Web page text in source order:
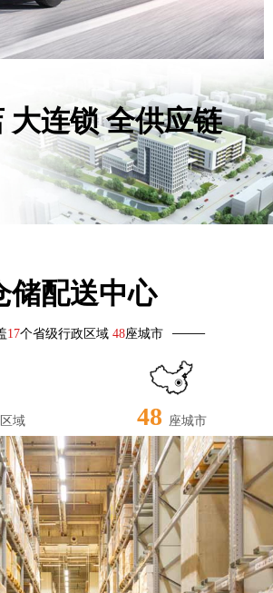
大连锁 全供应链
储配送中心
17个省级行政区域 48座城市——
域 48 座城市